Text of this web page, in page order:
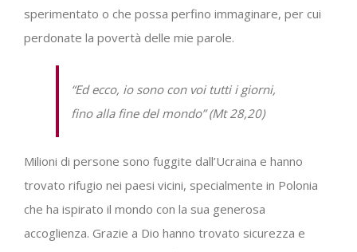
sperimentato o che possa perfino immaginare, per cui
perdonate la povertà delle mie parole.
“Ed ecco, io sono con voi tutti i giorni,
fino alla fine del mondo”(Mt28,20)
Milioni di persone sono fuggite dall’Ucraina e hanno
trovato rifugio nei paesi vicini, specialmente in Polonia
che ha ispirato il mondo con la sua generosa
accoglienza. Grazie a Dio hanno trovato sicurezza e